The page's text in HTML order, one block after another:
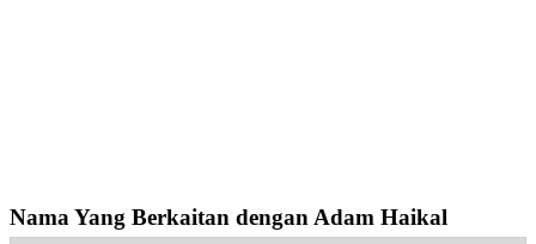
Nama Yang Berkaitan dengan Adam Haikal